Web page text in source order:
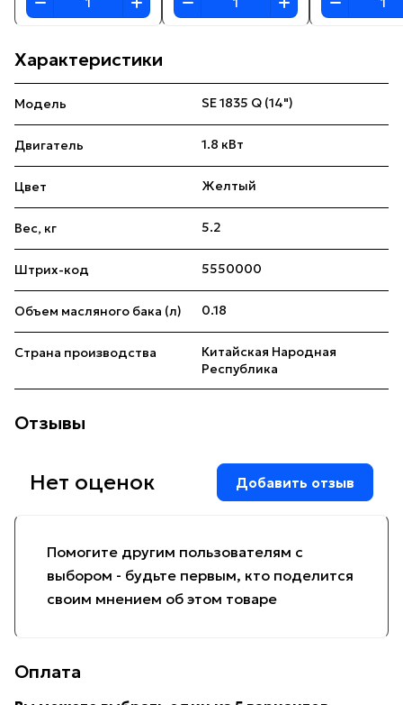
Характеристики
Модель SE 1835 Q (14")
Двигатель 1.8 кВт
Цвет Желтый
Вес, кг 5.2
Штрих-код 5550000
Объем масляного бака (л) 0.18
Страна производства
Китайская Народная
Республика
Отзывы
Помогите другим пользователям с
выбором - будьте первым, кто поделится
своим мнением об этом товаре
Нет оценок Добавить отзыв
Оплата